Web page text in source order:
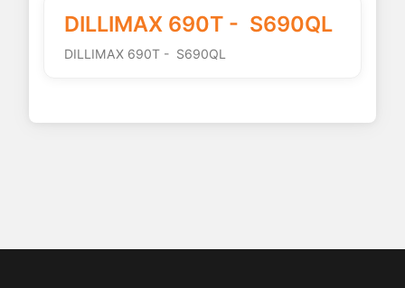
DILLIMAX 690T - S690QL
DILLIMAX 690T - S690QL